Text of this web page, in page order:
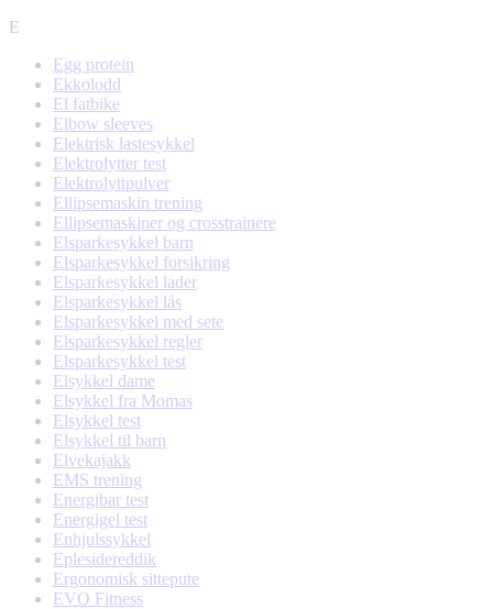
E
Egg protein
Ekkolodd
El fatbike
Elbow sleeves
Elektrisk lastesykkel
Elektrolytter test
Elektrolyttpulver
Ellipsemaskin trening
Ellipsemaskiner og crosstrainere
Elsparkesykkel barn
Elsparkesykkel forsikring
Elsparkesykkel lader
Elsparkesykkel lås
Elsparkesykkel med sete
Elsparkesykkel regler
Elsparkesykkel test
Elsykkel dame
Elsykkel fra Momas
Elsykkel test
Elsykkel til barn
Elvekajakk
EMS trening
Energibar test
Energigel test
Enhjulssykkel
Eplesidereddik
Ergonomisk sittepute
EVO Fitness